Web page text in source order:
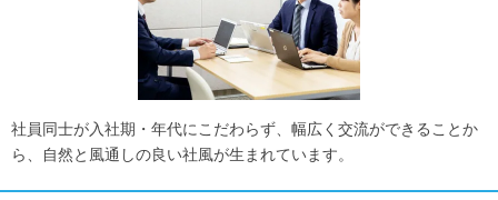
社員同士が入社期・年代にこだわらず、幅広く交流ができることか
ら、自然と風通しの良い社風が生まれています。